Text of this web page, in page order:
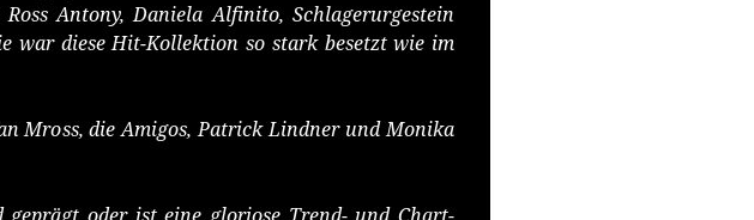
Antony, Daniela Alfinito, Schlagerurgestein
war diese Hit-Kollektion so stark besetzt wie im
Mross, die Amigos, Patrick Lindner und Monika